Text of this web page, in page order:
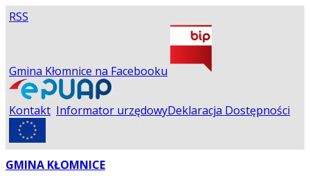
RSS
Gmina Kłomnice na Facebooku
Kontakt Informator urzędowyDeklaracja Dostępności
GMINA KŁOMNICE